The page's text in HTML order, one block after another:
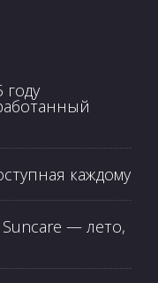
каждому
— лето,